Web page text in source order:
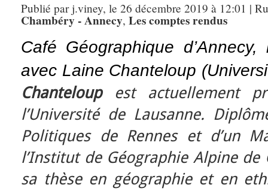
Publié par j.viney, le 26 décembre 2019 à 12:01 |
Chambéry - Annecy, Les comptes rendus
Café Géographique
avec Laine Chanteloup
Chanteloupest actuellement
l’Université de Lausanne.
Politiques de Rennes et d’un
l’Institut de Géographie Alpine
sa thèse en géographie et en